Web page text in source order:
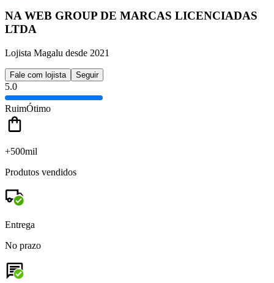
NA WEB GROUP DE MARCAS LICENCIADAS
LTDA
Lojista Magalu desde 2021
Fale com lojista Seguir
5.0
RuimÓtimo
+500mil
Produtos vendidos
Entrega
No prazo